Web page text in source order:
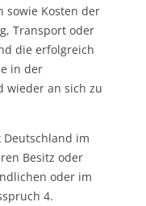
sowie Kosten der
Transport oder
die erfolgreich
in der
wieder an sich zu
im
Besitz oder
oder im
4.